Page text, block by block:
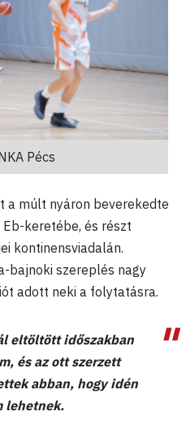
Pécs
a múlt nyáron beverekedte
keretébe, és részt
kontinensviadalán.
bajnoki szereplés nagy
adott neki a folytatásra.
eltöltött időszakban
és az ott szerzett
abban, hogy idén
lehetnek.